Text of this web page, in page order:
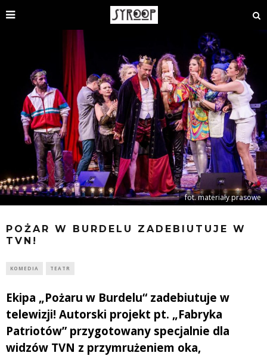
fot. materiały prasowe
POŻAR W BURDELU ZADEBIUTUJE W
TVN!
KOMEDIA TEATR
Ekipa „Pożaru w Burdelu“ zadebiutuje w
telewizji! Autorski projekt pt. „Fabryka
Patriotów” przygotowany specjalnie dla
widzów TVN z przymrużeniem oka,